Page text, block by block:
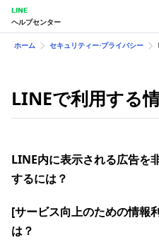
LINE
ヘルプセンター
ホーム セキュリティー⋅プライバシー
LINEで利用する
LINE内に表示される広告を
するには？
[サービス向上のための情報
は？